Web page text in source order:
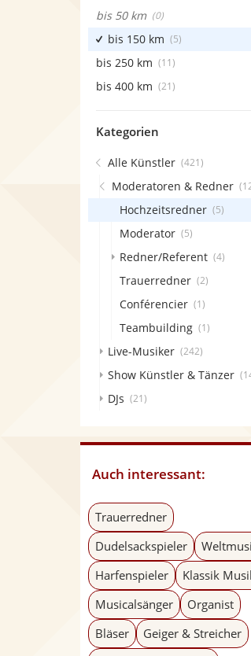
bis 50 km (0)
bis 150 km (5)
bis 250 km (11)
bis 400 km (21)
Kategorien
Alle Künstler (421)
Moderatoren & Redner
Hochzeitsredner (5)
Moderator (5)
Redner/Referent (4)
Trauerredner (2)
Conférencier (1)
Teambuilding (1)
Live-Musiker (242)
Show Künstler & Tänzer
DJs (21)
Auch interessant:
Trauerredner
Dudelsackspieler
Harfenspieler
Klassik
Musicalsänger
Organist
Bläser
Geiger & Streicher